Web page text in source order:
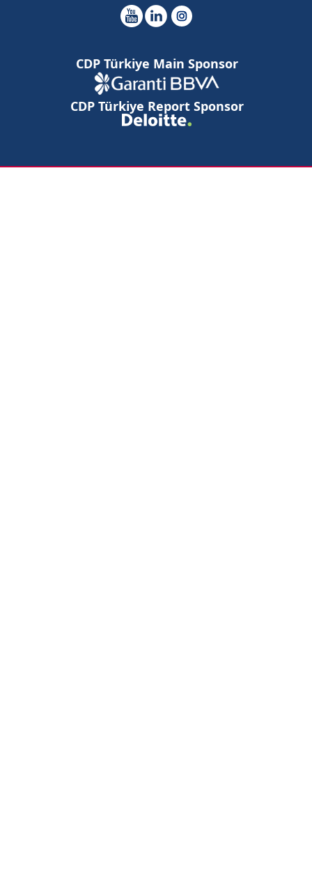
CDP Türkiye Main Sponsor
CDP Türkiye Report Sponsor